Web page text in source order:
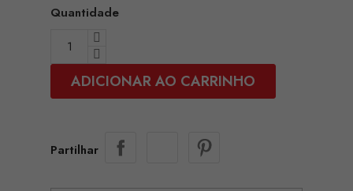
Quantidade
ADICIONAR AO CARRINHO
Partilhar